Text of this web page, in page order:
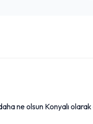
ne olsun Konyalı